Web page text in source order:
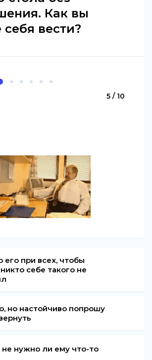
Как вы
себя вести?
5 / 10
его при всех, чтобы
себе такого не
но настойчиво попрошу
нужно ли ему что-то